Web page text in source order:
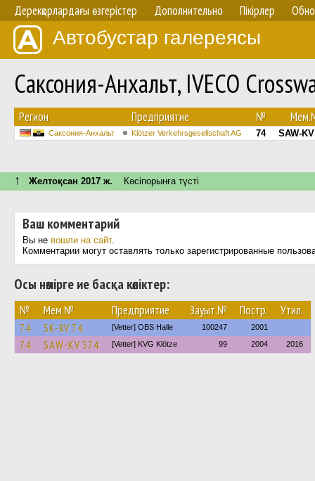
Дерекқорлардағы өзгерістер Дополнительно Пікірлер
Автобустар галереясы
Саксония-Анхальт, IVECO
Регион Предприятие №
Саксония-Анхальт Klötzer Verkehrsgesellschaft AG 74 SAW-
↑ Желтоқсан 2017 ж. Кәсіпорынға түсті
Ваш комментарий
Вы не вошли на сайт.
Комментарии могут оставлять только зарегистрированные
Осы нөмірге ие басқа көліктер:
№ Мем.№ Предприятие Зауыт.№ Постр. Утил.
74 SK-RV 74 [Vetter] OBS Halle 100247 2001
74 SAW-KV 574 [Vetter] KVG Klötze 99 2004 2016